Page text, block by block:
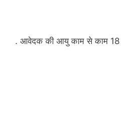
. आवेदक की आयु काम से काम 18